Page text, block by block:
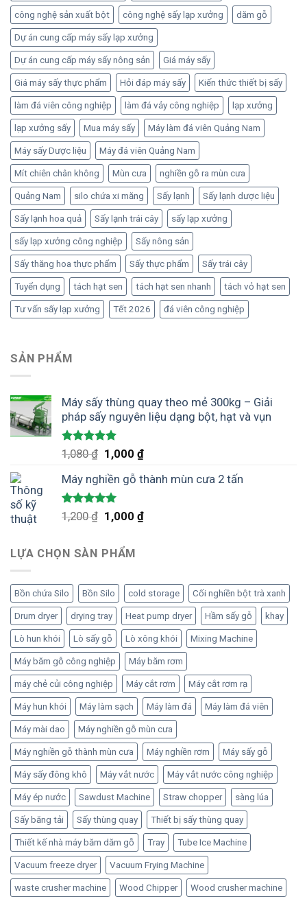
công nghệ sản xuất bột công nghệ sấy lạp xưởng dăm gỗ
Dự án cung cấp máy sấy lạp xưởng
Dự án cung cấp máy sấy nông sản Giá máy sấy
Giá máy sấy thực phẩm Hỏi đáp máy sấy Kiến thức thiết bị sấy
làm đá viên công nghiệp làm đá vảy công nghiệp lạp xưởng
lạp xưởng sấy Mua máy sấy Máy làm đá viên Quảng Nam
Máy sấy Dược liệu Máy đá viên Quảng Nam
Mít chiên chân không Mùn cưa nghiền gỗ ra mùn cưa
Quảng Nam silo chứa xi măng Sấy lạnh Sấy lạnh dược liệu
Sấy lạnh hoa quả Sấy lạnh trái cây sấy lạp xưởng
sấy lạp xưởng công nghiệp Sấy nông sản
Sấy thăng hoa thực phẩm Sấy thực phẩm Sấy trái cây
Tuyển dụng tách hạt sen tách hạt sen nhanh tách vỏ hạt sen
Tư vấn sấy lạp xưởng Tết 2026 đá viên công nghiệp
SẢN PHẨM
Máy sấy thùng quay theo mẻ 300kg – Giải
pháp sấy nguyên liệu dạng bột, hạt và vụn
Được xếp
hạng
5.00
5 sao
1,080₫ Giá
là:
1,080 ₫.
1,000₫Giá
tại
1,000 ₫.
Máy nghiền gỗ thành mùn cưa 2 tấn
Được xếp
hạng
5.00
1,200₫ Giá
1,200 ₫.
1,000₫Giá
LỰA CHỌN SÀN PHẨM
Bồn chứa Silo Bồn Silo cold storage Cối nghiền bột trà xanh
Drum dryer drying tray Heat pump dryer Hầm sấy gỗ khay
Lò hun khói Lò sấy gỗ Lò xông khói Mixing Machine
Máy băm gỗ công nghiệp Máy băm rơm
máy chẻ củi công nghiệp Máy cắt rơm Máy cắt rơm rạ
Máy hun khói Máy làm sạch Máy làm đá Máy làm đá viên
Máy mài dao Máy nghiền gỗ mùn cưa
Máy nghiền gỗ thành mùn cưa Máy nghiền rơm Máy sấy gỗ
Máy sấy đông khô Máy vắt nước Máy vắt nước công nghiệp
Máy ép nước Sawdust Machine Straw chopper sàng lúa
Sấy băng tải Sấy thùng quay Thiết bị sấy thùng quay
Thiết kế nhà máy băm dăm gỗ Tray Tube Ice Machine
Vacuum freeze dryer Vacuum Frying Machine
waste crusher machine Wood Chipper Wood crusher machine